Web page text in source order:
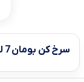
سرخ کن بومان 7 لیتر